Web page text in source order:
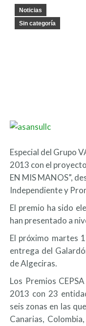
Noticias
Sin categoría
Especial del Grupo
2013 con el
EN MIS MANOS”,
Independiente y
El premio ha sido
han presentado a
El próximo martes
entrega del
de Algeciras.
Los Premios
2013 con 23
seis zonas en las
Canarias,